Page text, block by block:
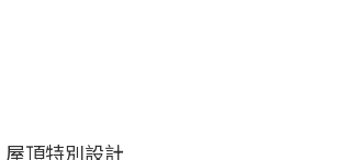
頂特別設計